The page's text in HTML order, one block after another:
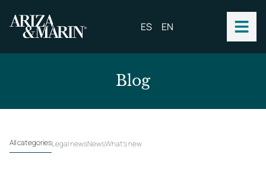
ES EN
Blog
Legal newsNewsWhat's new
All categories